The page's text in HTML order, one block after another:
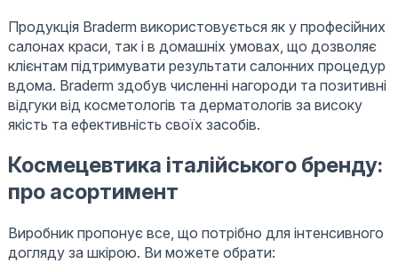
Продукція Braderm використовується як у професійних
салонах краси, так і в домашніх умовах, що дозволяє
клієнтам підтримувати результати салонних процедур
вдома. Braderm здобув численні нагороди та позитивні
відгуки від косметологів та дерматологів за високу
якість та ефективність своїх засобів.
Космецевтика італійського бренду:
про асортимент
Виробник пропонує все, що потрібно для інтенсивного
догляду за шкірою. Ви можете обрати: